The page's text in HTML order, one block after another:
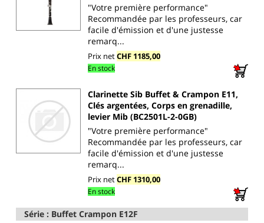
"Votre première performance"
Recommandée par les professeurs, car
facile d'émission et d'une justesse
remarq...
Prix netCHF 1185,00
En stock
Clarinette Sib Buffet & Crampon E11,
Clés argentées, Corps en grenadille,
levier Mib (BC2501L-2-0GB)
"Votre première performance"
Recommandée par les professeurs, car
facile d'émission et d'une justesse
remarq...
Prix netCHF 1310,00
En stock
Série : Buffet Crampon E12F